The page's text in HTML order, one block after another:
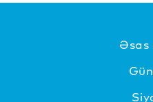
Əsas